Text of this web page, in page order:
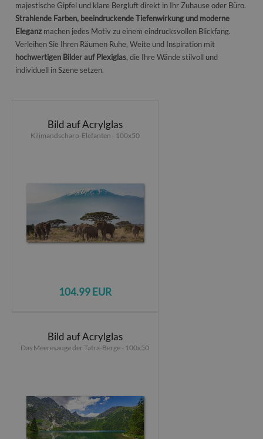
majestische Gipfel und klare Bergluft direkt in Ihr Zuhause oder Büro.
Strahlende Farben, beeindruckende Tiefenwirkung und moderne
Eleganz machen jedes Motiv zu einem eindrucksvollen Blickfang.
Verleihen Sie Ihren Räumen Ruhe, Weite und Inspiration mit
hochwertigen Bilder auf Plexiglas, die Ihre Wände stilvoll und
individuell in Szene setzen.
Bild auf Acrylglas
Kilimandscharo-Elefanten - 100x50
104.99 EUR
Bild auf Acrylglas
Das Meeresauge der Tatra-Berge - 100x50